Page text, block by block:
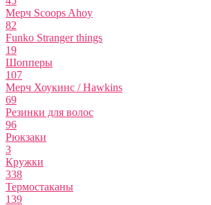
Мерч Scoops Ahoy
82
Funko Stranger things
19
Шопперы
107
Мерч Хоукинс / Hawkins
69
Резинки для волос
96
Рюкзаки
3
Кружки
338
Термостаканы
139